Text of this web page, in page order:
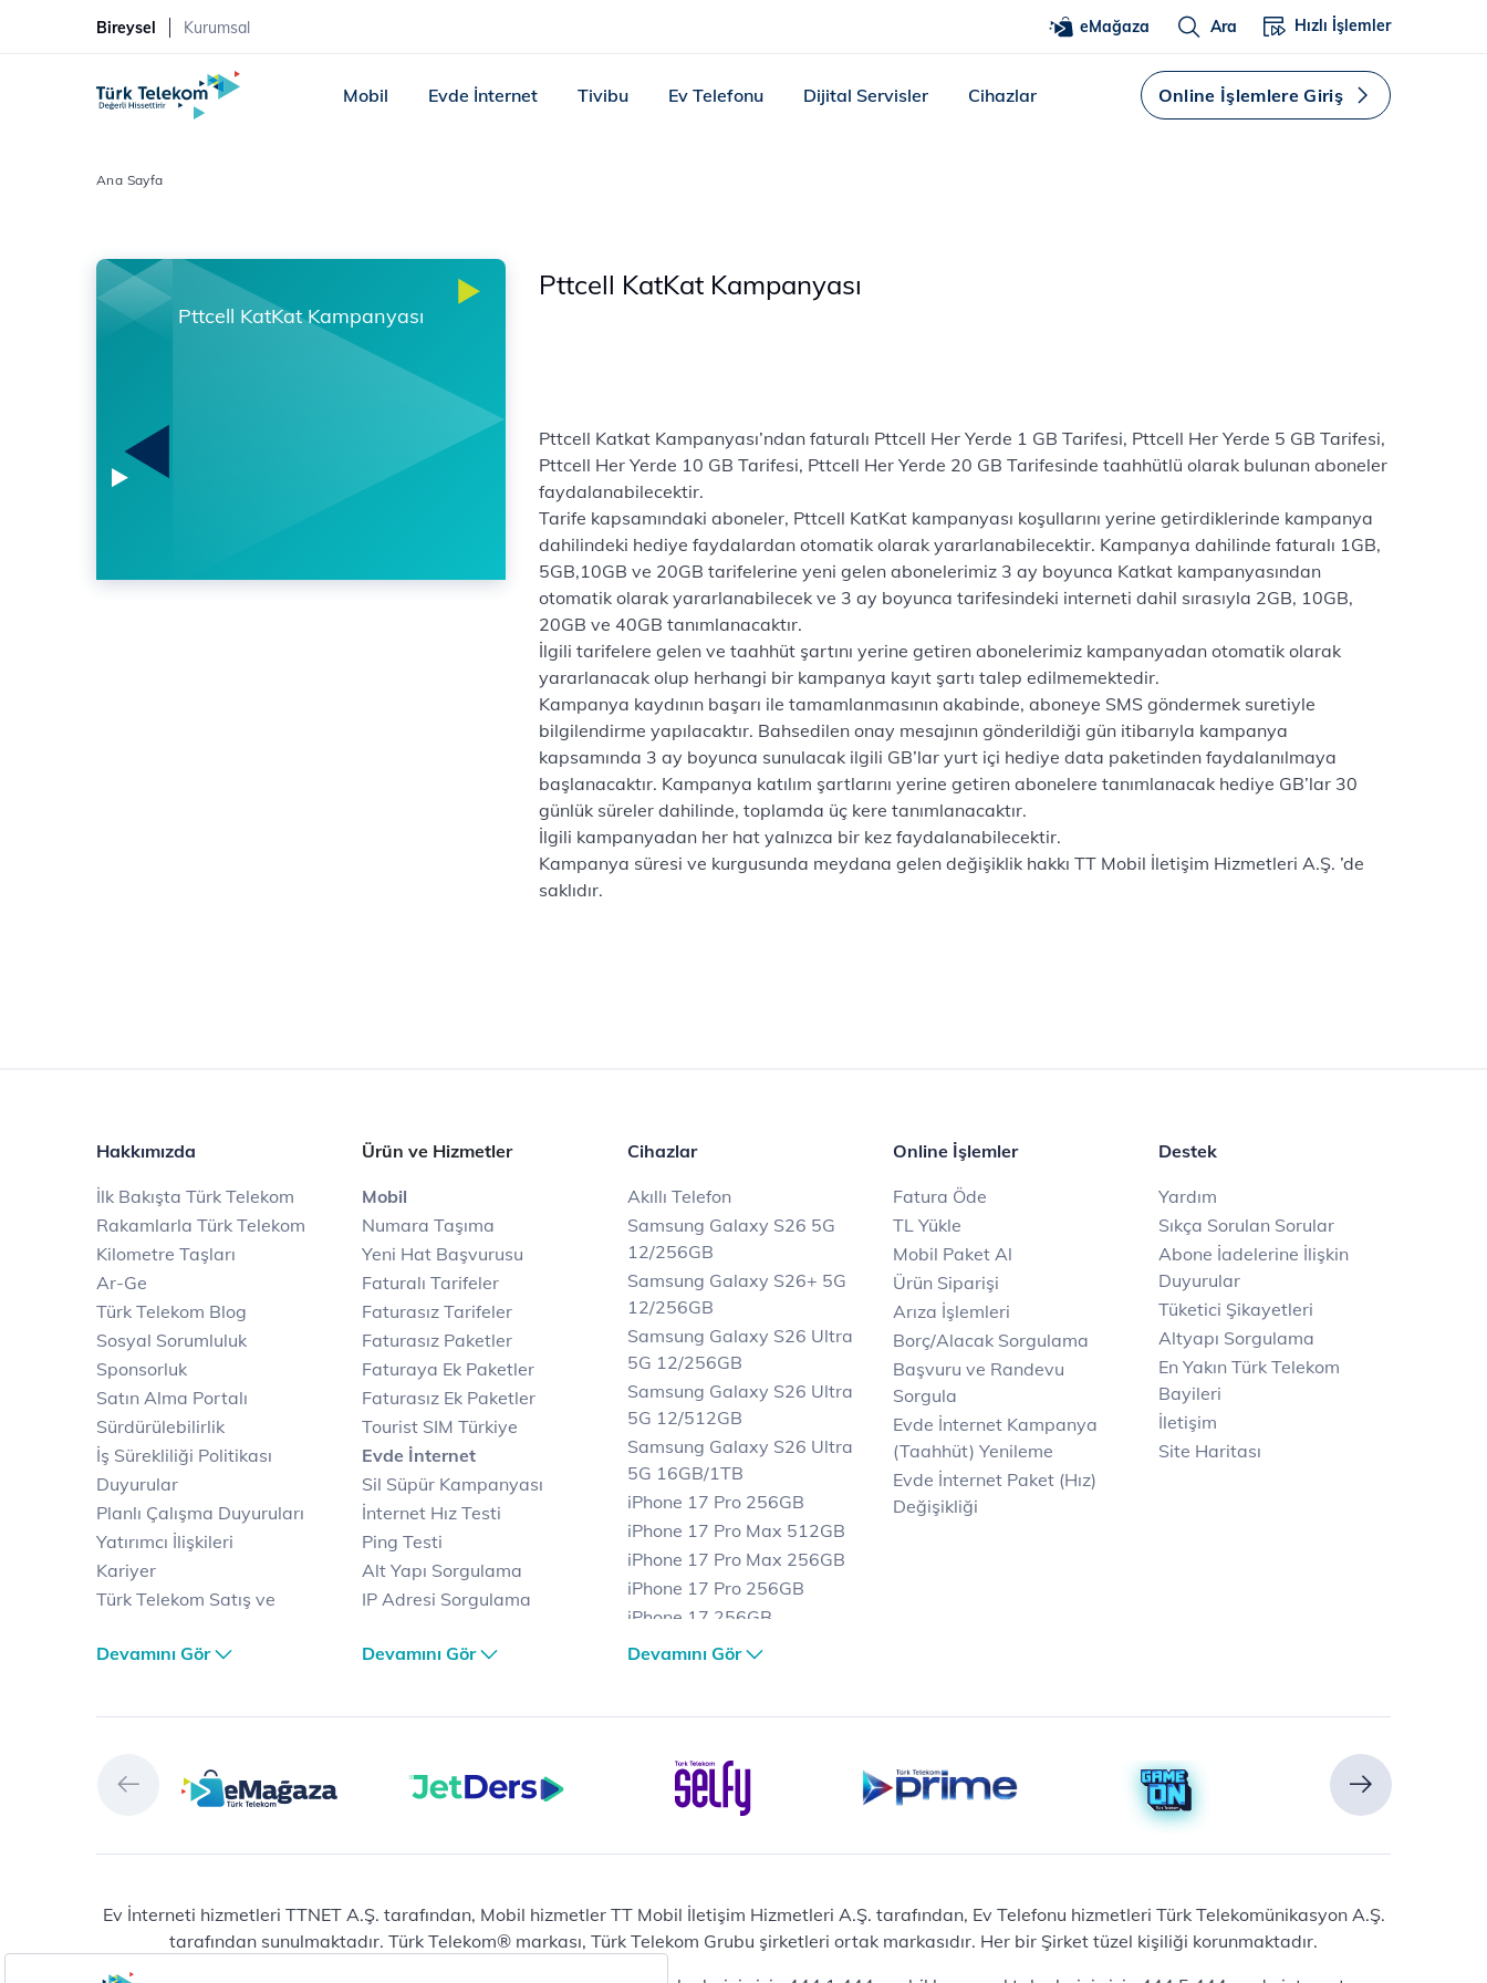
Bireysel Kurumsal eMağaza Ara Hızlı İşlemler
Mobil Evde İnternet Tivibu Ev Telefonu Dijital Servisler Cihazlar Online İşlemlere Giriş
Ana Sayfa
Pttcell KatKat Kampanyası
Pttcell KatKat Kampanyası
Pttcell Katkat Kampanyası’ndan faturalı Pttcell Her Yerde 1 GB Tarifesi, Pttcell Her Yerde 5 GB Tarifesi,
Pttcell Her Yerde 10 GB Tarifesi, Pttcell Her Yerde 20 GB Tarifesinde taahhütlü olarak bulunan aboneler
faydalanabilecektir.
Tarife kapsamındaki aboneler, Pttcell KatKat kampanyası koşullarını yerine getirdiklerinde kampanya
dahilindeki hediye faydalardan otomatik olarak yararlanabilecektir. Kampanya dahilinde faturalı 1GB,
5GB,10GB ve 20GB tarifelerine yeni gelen abonelerimiz 3 ay boyunca Katkat kampanyasından
otomatik olarak yararlanabilecek ve 3 ay boyunca tarifesindeki interneti dahil sırasıyla 2GB, 10GB,
20GB ve 40GB tanımlanacaktır.
İlgili tarifelere gelen ve taahhüt şartını yerine getiren abonelerimiz kampanyadan otomatik olarak
yararlanacak olup herhangi bir kampanya kayıt şartı talep edilmemektedir.
Kampanya kaydının başarı ile tamamlanmasının akabinde, aboneye SMS göndermek suretiyle
bilgilendirme yapılacaktır. Bahsedilen onay mesajının gönderildiği gün itibarıyla kampanya
kapsamında 3 ay boyunca sunulacak ilgili GB’lar yurt içi hediye data paketinden faydalanılmaya
başlanacaktır. Kampanya katılım şartlarını yerine getiren abonelere tanımlanacak hediye GB’lar 30
günlük süreler dahilinde, toplamda üç kere tanımlanacaktır.
İlgili kampanyadan her hat yalnızca bir kez faydalanabilecektir.
Kampanya süresi ve kurgusunda meydana gelen değişiklik hakkı TT Mobil İletişim Hizmetleri A.Ş. ’de
saklıdır.
Hakkımızda
İlk Bakışta Türk Telekom
Rakamlarla Türk Telekom
Kilometre Taşları
Ar-Ge
Türk Telekom Blog
Sosyal Sorumluluk
Sponsorluk
Satın Alma Portalı
Sürdürülebilirlik
İş Sürekliliği Politikası
Duyurular
Planlı Çalışma Duyuruları
Yatırımcı İlişkileri
Kariyer
Türk Telekom Satış ve
Türk Telekom Finansal
Türk Telekom Afet Tedbirleri
Prime
Tivibu
Playstore
HİT (Türk Telekom Çocuk)
Erişilebilir Yaşam
Devamını Gör
Ürün ve Hizmetler
Mobil
Numara Taşıma
Yeni Hat Başvurusu
Faturalı Tarifeler
Faturasız Tarifeler
Faturasız Paketler
Faturaya Ek Paketler
Faturasız Ek Paketler
Tourist SIM Türkiye
Evde İnternet
Sil Süpür Kampanyası
İnternet Hız Testi
Ping Testi
Alt Yapı Sorgulama
IP Adresi Sorgulama
Avantajlı İnternet
Fiber İnternet
İnternet Kampanyaları
Ev Telefonu
Muud
Total Protection
Raunt
Devamını Gör
Cihazlar
Akıllı Telefon
Samsung Galaxy S26 5G
12/256GB
Samsung Galaxy S26+ 5G
12/256GB
Samsung Galaxy S26 Ultra
5G 12/256GB
Samsung Galaxy S26 Ultra
5G 12/512GB
Samsung Galaxy S26 Ultra
5G 16GB/1TB
iPhone 17 Pro 256GB
iPhone 17 Pro Max 512GB
iPhone 17 Pro Max 256GB
iPhone 17 Pro 256GB
iPhone 17 256GB
iPhone 17 Air 256GB
Casper Nirvana C370
Notebook
Ev Telefonu
Panasonic TGB610
Modem ve Wi-Fi
Devamını Gör
Online İşlemler
Fatura Öde
TL Yükle
Mobil Paket Al
Ürün Siparişi
Arıza İşlemleri
Borç/Alacak Sorgulama
Başvuru ve Randevu
Sorgula
Evde İnternet Kampanya
(Taahhüt) Yenileme
Evde İnternet Paket (Hız)
Değişikliği
Destek
Yardım
Sıkça Sorulan Sorular
Abone İadelerine İlişkin
Duyurular
Tüketici Şikayetleri
Altyapı Sorgulama
En Yakın Türk Telekom
Bayileri
İletişim
Site Haritası
Ev İnterneti hizmetleri TTNET A.Ş. tarafından, Mobil hizmetler TT Mobil İletişim Hizmetleri A.Ş. tarafından, Ev Telefonu hizmetleri Türk Telekomünikasyon A.Ş.
tarafından sunulmaktadır. Türk Telekom® markası, Türk Telekom Grubu şirketleri ortak markasıdır. Her bir Şirket tüzel kişiliği korunmaktadır.